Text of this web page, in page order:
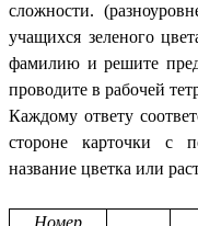
сложности.
учащихся зеленого
фамилию и решите
проводите в рабочей
Каждому ответу
стороне карточки с
название цветка или